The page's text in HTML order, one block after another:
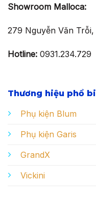
Showroom Malloca:
279 Nguyễn Văn
Hotline: 0931.234.729
Thương hiệu phổ
Phụ kiện Blum
Phụ kiện Garis
GrandX
Vickini